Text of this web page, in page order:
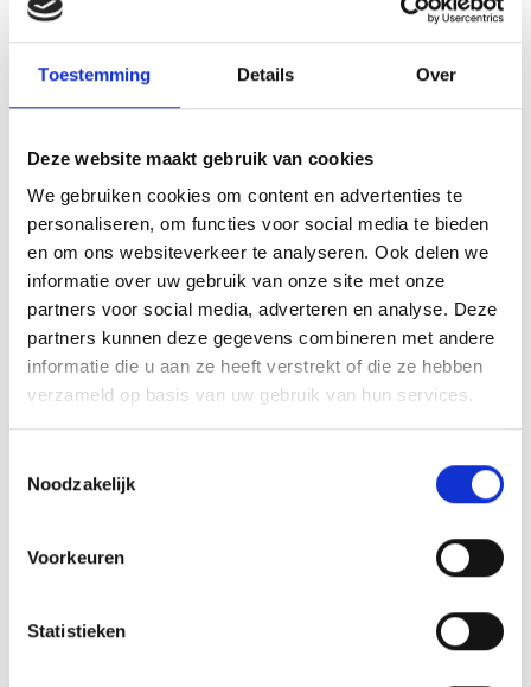
Toestemming Details Over
Deze website maakt gebruik van cookies
We gebruiken cookies om content en advertenties te
personaliseren, om functies voor social media te bieden
en om ons websiteverkeer te analyseren. Ook delen we
informatie over uw gebruik van onze site met onze
partners voor social media, adverteren en analyse. Deze
partners kunnen deze gegevens combineren met andere
informatie die u aan ze heeft verstrekt of die ze hebben
verzameld op basis van uw gebruik van hun services.
Noodzakelijk
Voorkeuren
Statistieken
WEBER GASDRUKREGELAAR 60CM
GASBUSJES & ADAPTERS
49,99
INSPIRATIE
RECEPTEN EN TIPS